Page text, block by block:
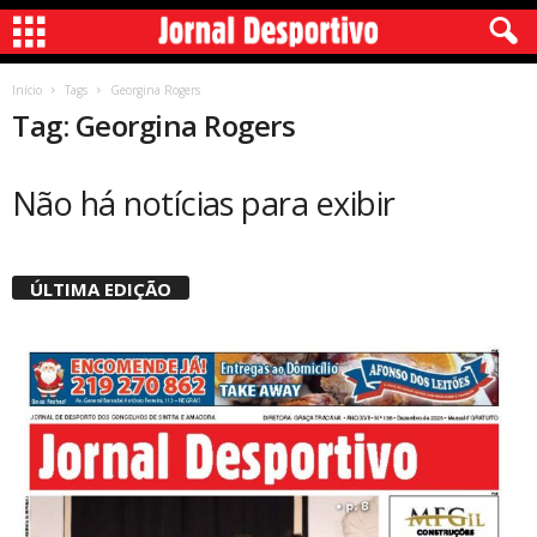
Início Tags Georgina Rogers
Tag: Georgina Rogers
Não há notícias para exibir
ÚLTIMA EDIÇÃO